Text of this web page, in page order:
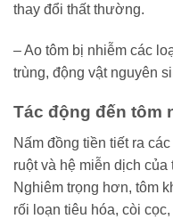
thay đổi thất thường.
– Ao tôm bị nhiễm các
trùng, động vật nguyên
Tác động đến tôm
Nấm đồng tiền tiết ra
ruột và hệ miễn dịch của
Nghiêm trọng hơn, tôm
rối loạn tiêu hóa, còi